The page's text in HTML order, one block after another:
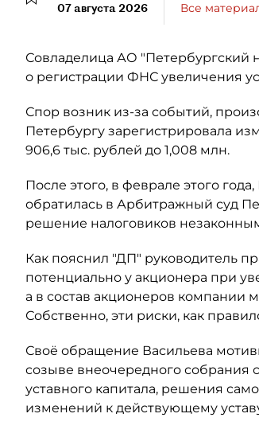
07 августа 2026
Все
Совладелица АО "Петербургский
о регистрации ФНС увеличения
Спор возник из-за событий,
Петербургу зарегистрировала
906,6 тыс. рублей до 1,008 млн.
После этого, в феврале этого
обратилась в Арбитражный суд
решение налоговиков
Как пояснил "ДП" руководитель
потенциально у акционера при
а в состав акционеров
Собственно, эти риски, как
Своё обращение Васильева
созыве внеочередного собрания
уставного капитала, решения
изменений к действующему